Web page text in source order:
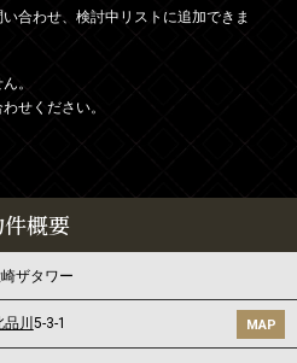
合わせ、検討中リストに追加できま
。
せください。
概要
ザタワー
品川 5-3-1 MAP